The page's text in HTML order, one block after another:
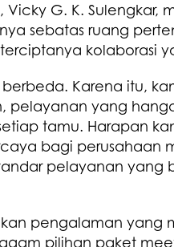
G. K. Sulengkar,
sebatas ruang
kolaborasi
Karena itu,
yang
tamu. Harapan
bagi perusahaan
pelayanan yang
pengalaman yang
pilihan paket